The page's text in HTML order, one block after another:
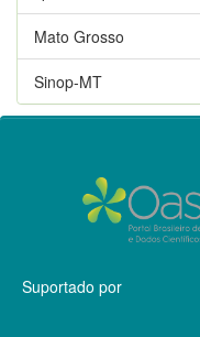
Mato Grosso
Sinop-MT
Suportado por